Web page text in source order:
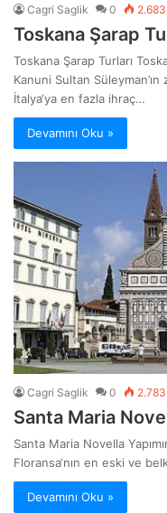
Cagri Saglik 0 2.683
Toskana Şarap
Toskana Şarap Turları
Kanuni Sultan Süleyman’ın
İtalya‘ya en fazla ihraç…
Devamını Oku »
Cagri Saglik 0 2.783
Santa Maria
Santa Maria Novella
Floransa‘nın en eski ve
Devamını Oku »